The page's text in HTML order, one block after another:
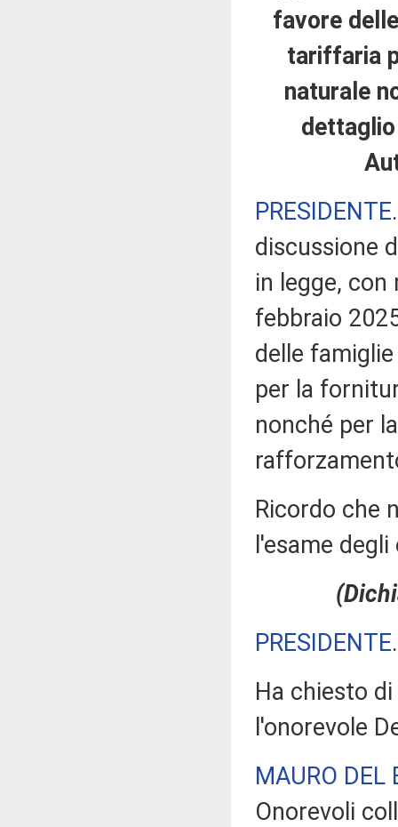
favore
tariffaria
naturale
PRESIDENTE
discussione
in legge,
febbraio
delle
per la
nonché per
Ricordo che
l'esame
PRESIDENTE
Ha chiesto
l'onorevole
MAURO DEL
Onorevoli